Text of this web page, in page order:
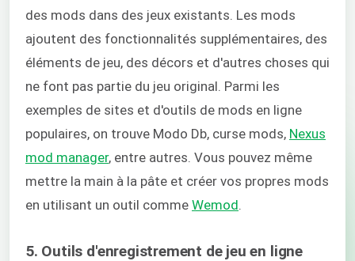
des mods dans des jeux existants. Les mods
ajoutent des fonctionnalités supplémentaires, des
éléments de jeu, des décors et d'autres choses qui
ne font pas partie du jeu original. Parmi les
exemples de sites et d'outils de mods en ligne
populaires, on trouve Modo Db, curse mods, Nexus
mod manager, entre autres. Vous pouvez même
mettre la main à la pâte et créer vos propres mods
en utilisant un outil comme Wemod
5. Outils d'enregistrement de jeu en ligne